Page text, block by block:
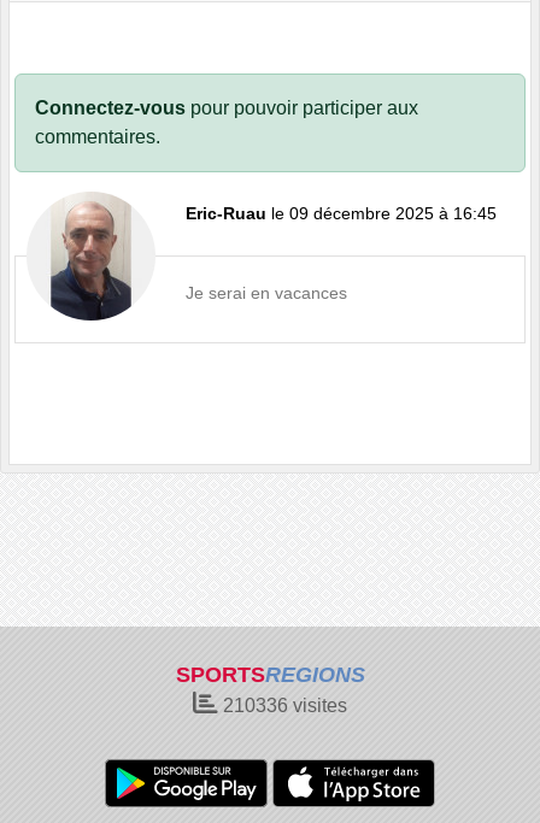
Connectez-vous pour pouvoir participer aux
commentaires.
Eric-Ruau le 09 décembre 2025 à 16:45
Je serai en vacances
SPORTSREGIONS
210336 visites